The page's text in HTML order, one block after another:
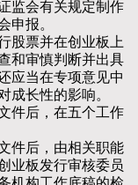
会有关规定制作
申报。
票并在创业板上
和审慎判断并出具
应当在专项意见中
成长性的影响。
后，在五个工作
后，由相关职能
业板发行审核委员